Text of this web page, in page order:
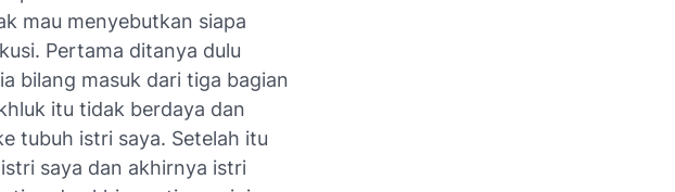
mau menyebutkan siapa
Pertama ditanya dulu
bilang masuk dari tiga bagian
itu tidak berdaya dan
tubuh istri saya. Setelah itu
saya dan akhirnya istri